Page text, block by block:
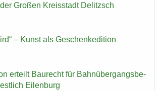
Gro­ßen Kreis­stadt De­litzsch
– Kunst als Ge­schen­ke­di­ti­on
er­teilt Bau­recht für Bahn­über­gangs­be­
Ei­len­burg